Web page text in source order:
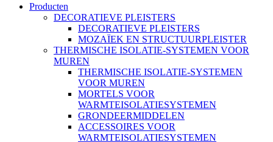
Producten
DECORATIEVE PLEISTERS
DECORATIEVE PLEISTERS
MOZAÏEK EN STRUCTUURPLEISTER
THERMISCHE ISOLATIE-SYSTEMEN VOOR
MUREN
THERMISCHE ISOLATIE-SYSTEMEN
VOOR MUREN
MORTELS VOOR
WARMTEISOLATIESYSTEMEN
GRONDEERMIDDELEN
ACCESSOIRES VOOR
WARMTEISOLATIESYSTEMEN